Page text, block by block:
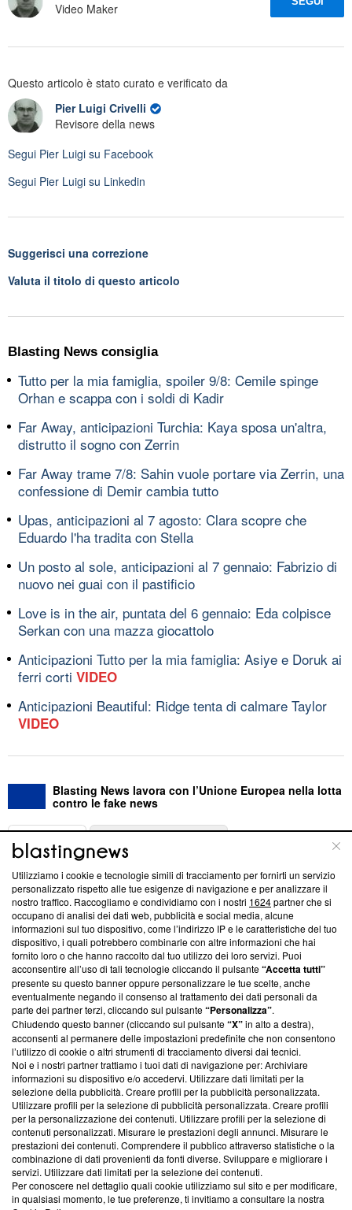
Video Maker
Questo articolo è stato curato e verificato da
Pier Luigi Crivelli
Revisore della news
Segui Pier Luigi su Facebook
Segui Pier Luigi su Linkedin
Suggerisci una correzione
Valuta il titolo di questo articolo
Blasting News consiglia
Tutto per la mia famiglia, spoiler 9/8: Cemile spinge
Orhan e scappa con i soldi di Kadir
Far Away, anticipazioni Turchia: Kaya sposa un'altra,
distrutto il sogno con Zerrin
Far Away trame 7/8: Sahin vuole portare via Zerrin, una
confessione di Demir cambia tutto
Upas, anticipazioni al 7 agosto: Clara scopre che
Eduardo l'ha tradita con Stella
Un posto al sole, anticipazioni al 7 gennaio: Fabrizio di
nuovo nei guai con il pastificio
Love is in the air, puntata del 6 gennaio: Eda colpisce
Serkan con una mazza giocattolo
Anticipazioni Tutto per la mia famiglia: Asiye e Doruk ai
ferri corti VIDEO
Anticipazioni Beautiful: Ridge tenta di calmare Taylor
VIDEO
Blasting News lavora con l’Unione Europea nella lotta
contro le fake news
ABOUT
Questa sezione offre informazioni trasparenti su Blasting
News, sui nostri processi editoriali e su come ci impegniamo a
creare news di qualità. Inoltre, afferma la nostra aderenza a
‘Trust Project - News with Integrity’Blasting News non è
ancora membro del programma, ma ha richiesto di farne
parte; Trust Project non ha ancora effettuato una verifica di
conformità agli standard.
Su di noi
Team editoriale
Corporate
Redazione
Informativa Privacy
Cookie Policy
Blasting SA, IDI CHE-247.845.224, Via Carlo Frasca, 3 - 6900
Lugano (Svizzera) Tel:+39 0690258937
Utilizziamo i cookie e tecnologie simili di tracciamento per fornirti un servizio
personalizzato rispetto alle tue esigenze di navigazione e per analizzare il
nostro traffico. Raccogliamo e condividiamo con i nostri 1624partner che si
occupano di analisi dei dati web, pubblicità e social media, alcune
informazioni sul tuo dispositivo, come l’indirizzo IP e le caratteristiche del tuo
dispositivo, i quali potrebbero combinarle con altre informazioni che hai
fornito loro o che hanno raccolto dal tuo utilizzo dei loro servizi. Puoi
acconsentire all’uso di tali tecnologie cliccando il pulsante“Accetta tutti”
presente su questo banner oppure personalizzare le tue scelte, anche
eventualmente negando il consenso al trattamento dei dati personali da
parte dei partner terzi, cliccando sul pulsante“Personalizza”.
Chiudendo questo banner (cliccando sul pulsante“X”in alto a destra),
acconsenti al permanere delle impostazioni predefinite che non consentono
l’utilizzo di cookie o altri strumenti di tracciamento diversi dai tecnici.
Noi e i nostri partner trattiamo i tuoi dati di navigazione per: Archiviare
informazioni su dispositivo e/o accedervi. Utilizzare dati limitati per la
selezione della pubblicità. Creare profili per la pubblicità personalizzata.
Utilizzare profili per la selezione di pubblicità personalizzata. Creare profili
per la personalizzazione dei contenuti. Utilizzare profili per la selezione di
contenuti personalizzati. Misurare le prestazioni degli annunci. Misurare le
prestazioni dei contenuti. Comprendere il pubblico attraverso statistiche o la
combinazione di dati provenienti da fonti diverse. Sviluppare e migliorare i
servizi. Utilizzare dati limitati per la selezione dei contenuti.
Per conoscere nel dettaglio quali cookie utilizziamo sul sito e per modificare,
in qualsiasi momento, le tue preferenze, ti invitiamo a consultare la nostra